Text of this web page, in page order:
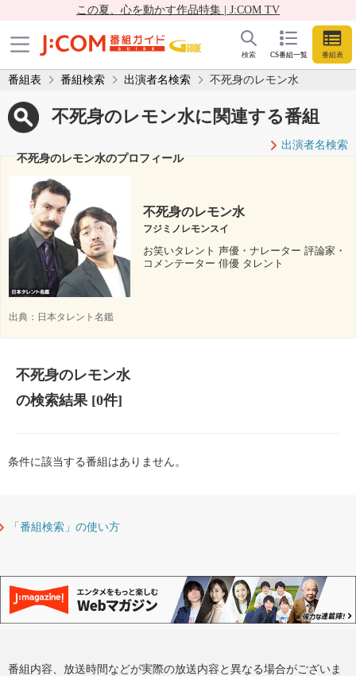
この夏、心を動かす作品特集 | J:COM TV
CS番組一覧 番組表
検索
番組表 番組検索 出演者名検索 不死身のレモン水
不死身のレモン水に関連する番組
出演者名検索
不死身のレモン水のプロフィール
不死身のレモン水
フジミノレモンスイ
お笑いタレント 声優・ナレーター 評論家・
コメンテーター 俳優 タレント
出典： 日本タレント名鑑
不死身のレモン水
の検索結果[0件]
条件に該当する番組はありません。
「番組検索」の使い方
番組内容、放送時間などが実際の放送内容と異なる場合がございま